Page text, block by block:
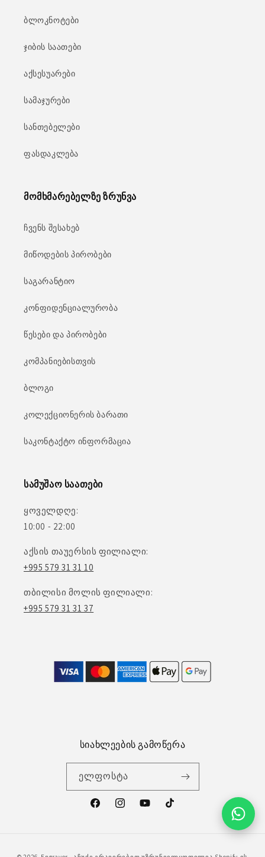
ბლოკნოტები
ჯიბის საათები
აქსესუარები
სამაჯურები
სანთებელები
ფასდაკლება
მომხმარებელზე ზრუნვა
ჩვენს შესახებ
მიწოდების პირობები
საგარანტიო
კონფიდენციალურობა
წესები და პირობები
კომპანიებისთვის
ბლოგი
კოლექციონერის ბარათი
საკონტაქტო ინფორმაცია
სამუშაო საათები
ყოველდღე:
10:00 - 22:00
აქსის თაუერსის ფილიალი:
+995 579 31 31 10
თბილისი მოლის ფილიალი:
+995 579 31 31 37
სიახლეების გამოწერა
ელფოსტა
ფეისბუქიინსტაგრამი